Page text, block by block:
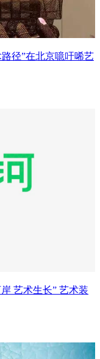
径”在北京噫吁唏艺
艺术生长” 艺术装